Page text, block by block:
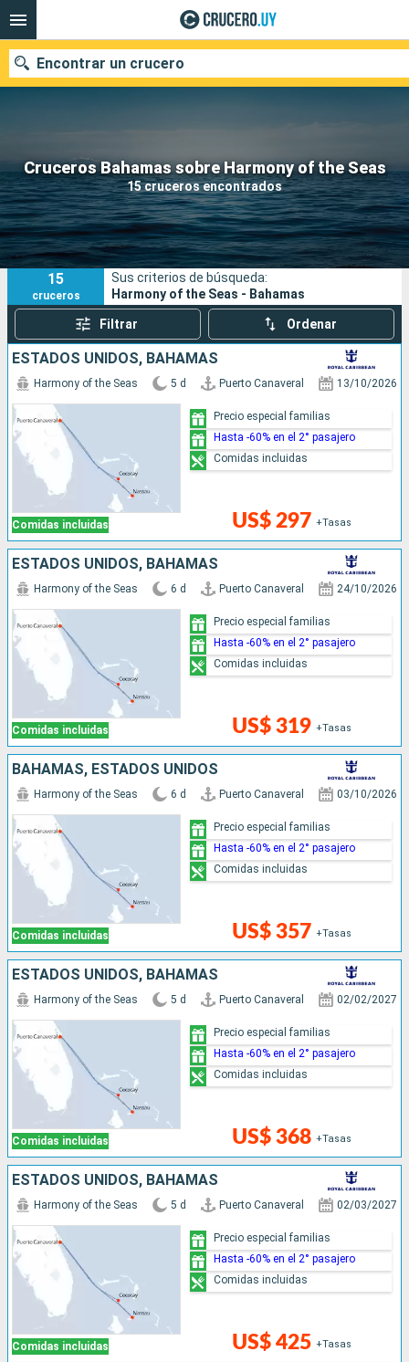
Cruceros Bahamas sobre Harmony of the Seas
15 cruceros encontrados
Encontrar un crucero
Nuestros destinos
Fecha de salida
Puertos Compañías
Buscar
15
cruceros
Sus criterios de búsqueda:
Harmony of the Seas - Bahamas
Filtrar Ordenar
ESTADOS UNIDOS, BAHAMAS
Comidas incluidas
Harmony of the Seas 5 d Puerto Canaveral 13/10/2026
US$ 297 +Tasas
Precio especial familias
Hasta -60% en el 2° pasajero
Comidas incluidas
ESTADOS UNIDOS, BAHAMAS
Comidas incluidas
Harmony of the Seas 6 d Puerto Canaveral 24/10/2026
US$ 319 +Tasas
Precio especial familias
Hasta -60% en el 2° pasajero
Comidas incluidas
BAHAMAS, ESTADOS UNIDOS
Comidas incluidas
Harmony of the Seas 6 d Puerto Canaveral 03/10/2026
US$ 357 +Tasas
Precio especial familias
Hasta -60% en el 2° pasajero
Comidas incluidas
ESTADOS UNIDOS, BAHAMAS
Comidas incluidas
Harmony of the Seas 5 d Puerto Canaveral 02/02/2027
US$ 368 +Tasas
Precio especial familias
Hasta -60% en el 2° pasajero
Comidas incluidas
ESTADOS UNIDOS, BAHAMAS
Comidas incluidas
Harmony of the Seas 5 d Puerto Canaveral 02/03/2027
US$ 425 +Tasas
Precio especial familias
Hasta -60% en el 2° pasajero
Comidas incluidas